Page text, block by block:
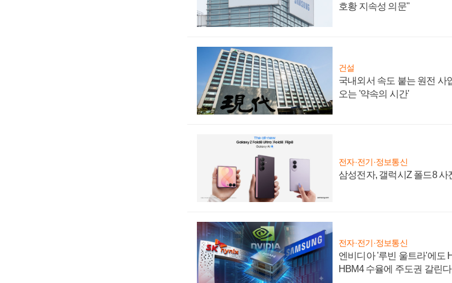
호황 지속성 의문"
건설
국내외서 속도 붙는 원전 사
오는 '약속의 시간'
전자·전기·정보통신
삼성전자, 갤럭시Z 폴드8
전자·전기·정보통신
엔비디아 '루빈 울트라'에도
HBM4 수율에 주도권 갈린다